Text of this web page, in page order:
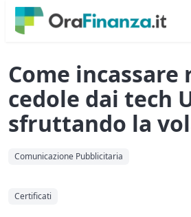
Come incassare
cedole dai tech
sfruttando la
Comunicazione Pubblicitaria
Certificati